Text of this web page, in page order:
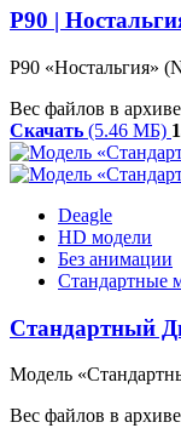
P90 |
P90 «Ностальгия»
Вес файлов в
Скачать (5.46 МБ)
Deagle
HD модели
Без анимации
Стандартные
Стандартный
Модель «
Вес файлов в